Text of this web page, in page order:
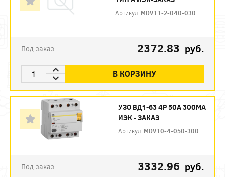
Артикул: MDV11-2-040-030
Под заказ 2372.83 руб.
В КОРЗИНУ
УЗО ВД1-63 4Р 50А 300МА
ИЭК - ЗАКАЗ
Артикул: MDV10-4-050-300
Под заказ 3332.96 руб.